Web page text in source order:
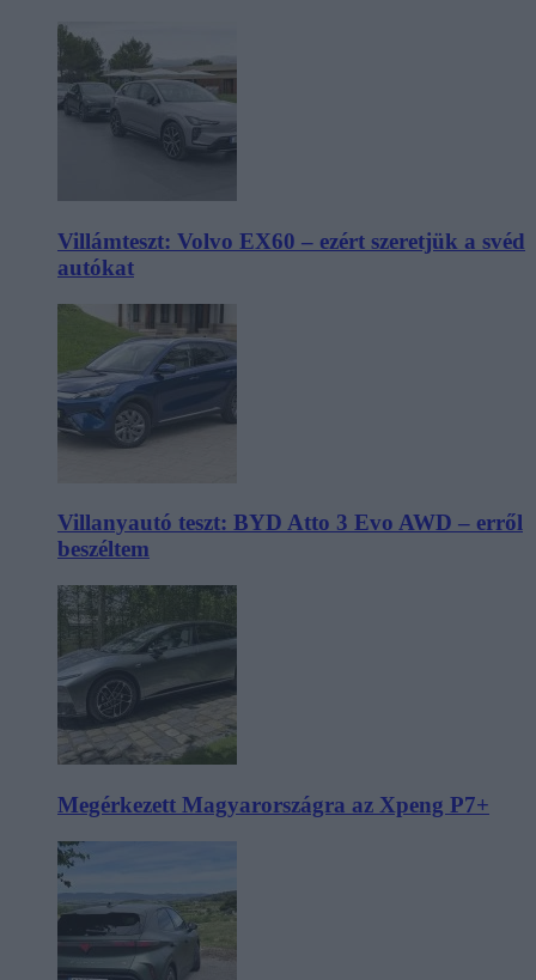
Villámteszt: Volvo EX60 – ezért szeretjük a svéd
autókat
Villanyautó teszt: BYD Atto 3 Evo AWD – erről
beszéltem
Megérkezett Magyarországra az Xpeng P7+